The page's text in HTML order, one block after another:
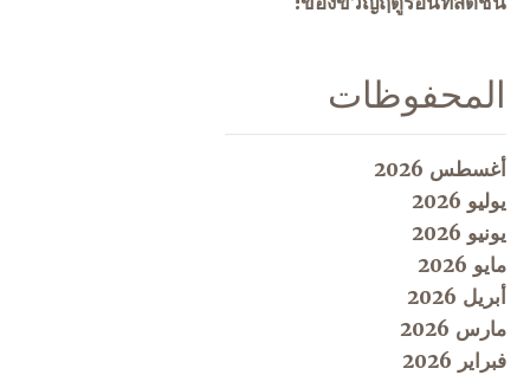
المحفوظات
أغسطس 2026
يوليو 2026
يونيو 2026
مايو 2026
أبريل 2026
مارس 2026
فبراير 2026